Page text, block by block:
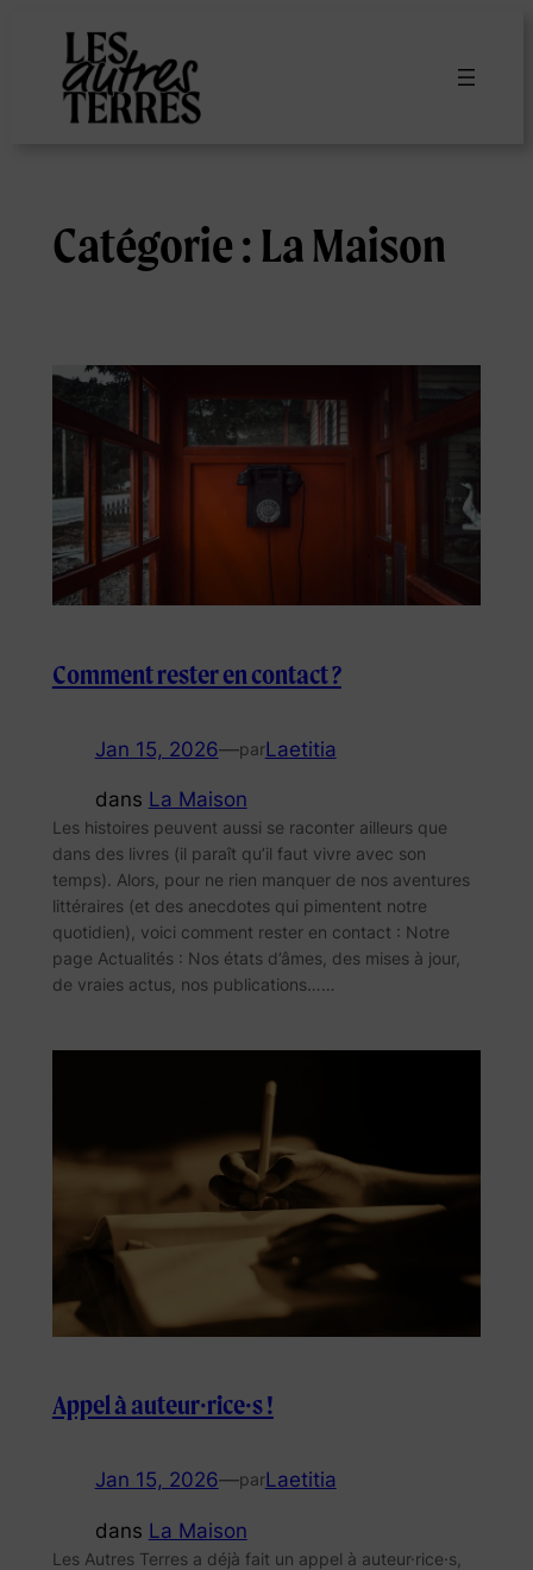
contenu
Catégorie :La Maison
Comment rester en contact ?
Jan 15, 2026—parLaetitia
dans La Maison
Les histoires peuvent aussi se raconter ailleurs que
dans des livres (il paraît qu’il faut vivre avec son
temps). Alors, pour ne rien manquer de nos aventures
littéraires (et des anecdotes qui pimentent notre
quotidien), voici comment rester en contact : Notre
page Actualités : Nos états d’âmes, des mises à jour,
de vraies actus, nos publications……
Appel à auteur·rice·s !
Jan 15, 2026—parLaetitia
dans La Maison
Les Autres Terres a déjà fait un appel à auteur·rice·s,